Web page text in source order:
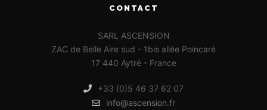
CONTACT
SARL ASCENSION
ZAC de Belle Aire sud - 1bis allée Poincaré
17 440 Aytré - France
+33 (0)5 46 37 62 07
info@ascension.fr